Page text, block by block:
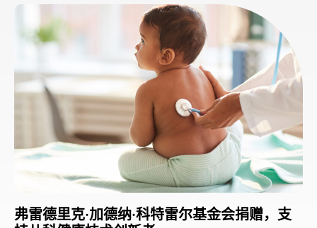
弗雷德里克·加德纳·科特雷尔基金会捐赠，支